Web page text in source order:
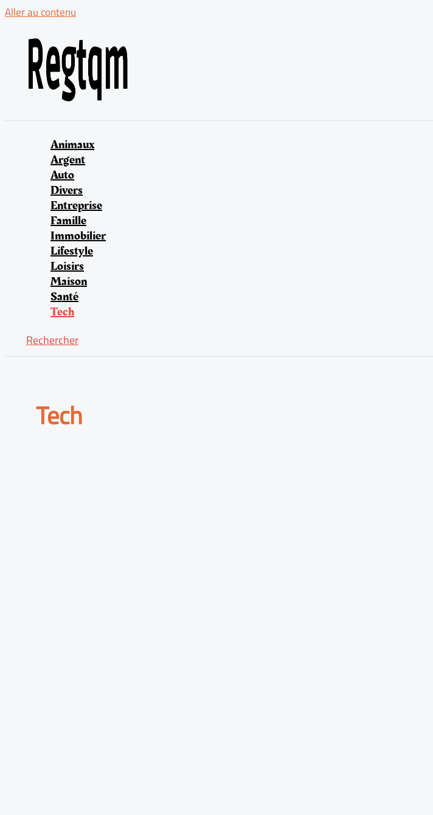
Aller au contenu
Animaux
Argent
Auto
Divers
Entreprise
Famille
Immobilier
Lifestyle
Loisirs
Maison
Santé
Tech
Rechercher
Tech